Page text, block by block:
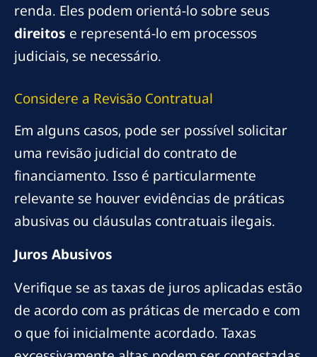
renda. Eles podem orientá-lo sobre seus
direitos e representá-lo em processos
judiciais, se necessário.
Considere a Revisão Contratual
Em alguns casos, pode ser possível solicitar
uma revisão judicial do contrato de
financiamento. Isso é particularmente
relevante se houver evidências de práticas
abusivas ou cláusulas contratuais ilegais.
Juros Abusivos
Verifique se as taxas de juros aplicadas estão
de acordo com as práticas de mercado e com
o que foi inicialmente acordado. Taxas